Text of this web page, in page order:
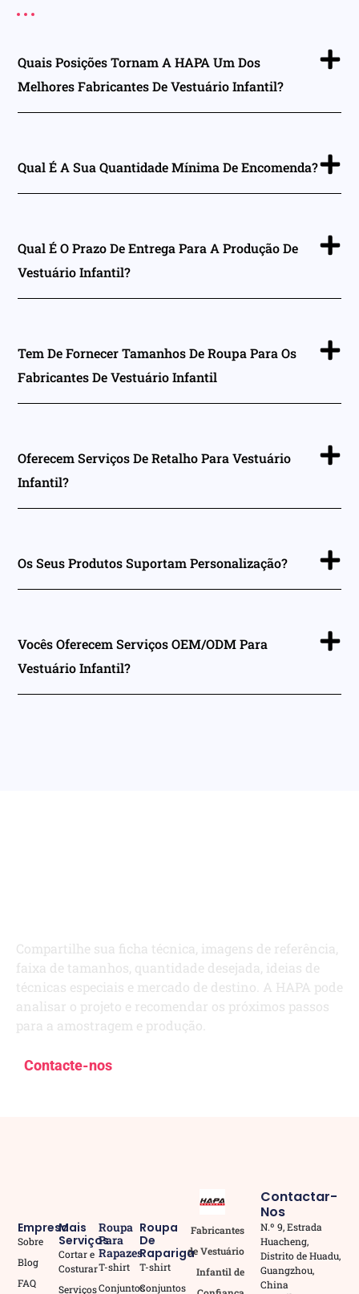
Quais Posições Tornam A HAPA Um Dos
Melhores Fabricantes De Vestuário Infantil?
Qual É A Sua Quantidade Mínima De Encomenda?
Qual É O Prazo De Entrega Para A Produção De
Vestuário Infantil?
Tem De Fornecer Tamanhos De Roupa Para Os
Fabricantes De Vestuário Infantil
Oferecem Serviços De Retalho Para Vestuário
Infantil?
Os Seus Produtos Suportam Personalização?
Vocês Oferecem Serviços OEM/ODM Para
Vestuário Infantil?
Compartilhe sua ficha técnica, imagens de referência,
faixa de tamanhos, quantidade desejada, ideias de
técnicas especiais e mercado de destino. A HAPA pode
analisar o projeto e recomendar os próximos passos
para a amostragem e produção.
Contacte-nos
Fabricantes
de Vestuário
Infantil de
Roupa
De
Rapariga
T-shirt
Conjuntos
Roupa
Para
Rapazes
T-shirt
Conjuntos
Mais
Serviços
Cortar e
Costurar
Serviços
Empresa
Sobre
Blog
FAQ
Contactar-
Nos
N.º 9, Estrada
Huacheng,
Distrito de Huadu,
Guangzhou,
China